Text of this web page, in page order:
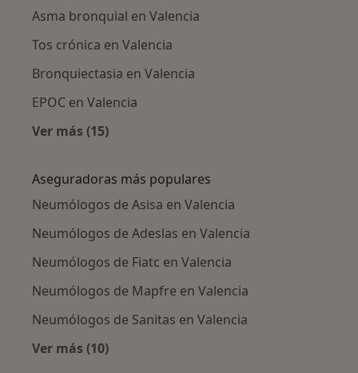
Asma bronquial en Valencia
Tos crónica en Valencia
Bronquiectasia en Valencia
EPOC en Valencia
Ver más (15)
Aseguradoras más populares
Neumólogos de Asisa en Valencia
Neumólogos de Adeslas en Valencia
Neumólogos de Fiatc en Valencia
Neumólogos de Mapfre en Valencia
Neumólogos de Sanitas en Valencia
Ver más (10)